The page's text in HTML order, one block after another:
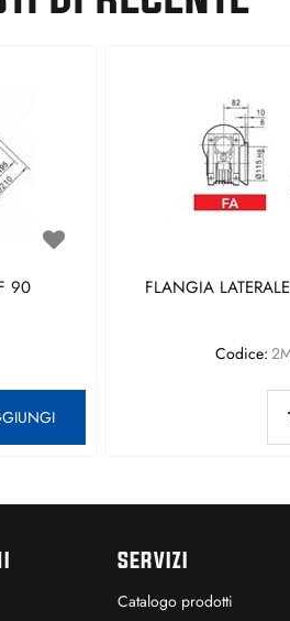
90 FLANGIA
Codice:
SERVIZI
Catalogo prodotti